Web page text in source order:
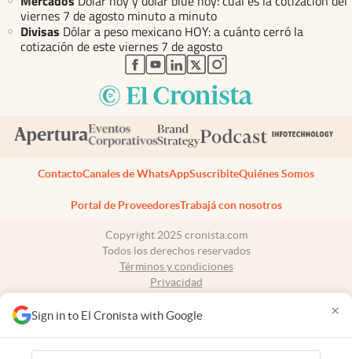
Sign in to El Cronista with Google ×
viernes 7 de agosto minuto a minuto
Divisas Dólar a peso mexicano HOY: a cuánto cerró la
cotización de este viernes 7 de agosto
abre en nueva pestaña
abre en nueva pestaña
abre en nueva pestaña
abre en nueva pestaña
abre en nueva pestaña
ContactoCanales de WhatsAppSuscribiteQuiénes Somos
Portal de ProveedoresTrabajá con nosotros
Copyright 2025 cronista.com
Todos los derechos reservados
Términos y condiciones
Privacidad
Tel: +54 11 7078-3270